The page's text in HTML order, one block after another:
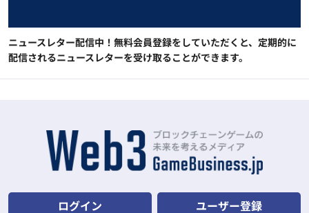
ニュースレター配信中！無料会員登録をしていただくと、定期的に
配信されるニュースレターを受け取ることができます。
ログイン ユーザー登録